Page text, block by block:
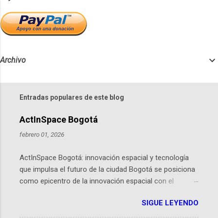
Archivo
Entradas populares de este blog
ActInSpace Bogotá
febrero 01, 2026
ActInSpace Bogotá: innovación espacial y tecnología
que impulsa el futuro de la ciudad Bogotá se posiciona
como epicentro de la innovación espacial con el
hackathon global que convierte tecnologías de la
Agencia Espacial Europea en soluciones prácticas para
SIGUE LEYENDO